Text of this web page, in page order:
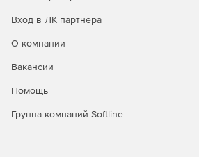
Вход в ЛК партнера
О компании
Вакансии
Помощь
Группа компаний Softline